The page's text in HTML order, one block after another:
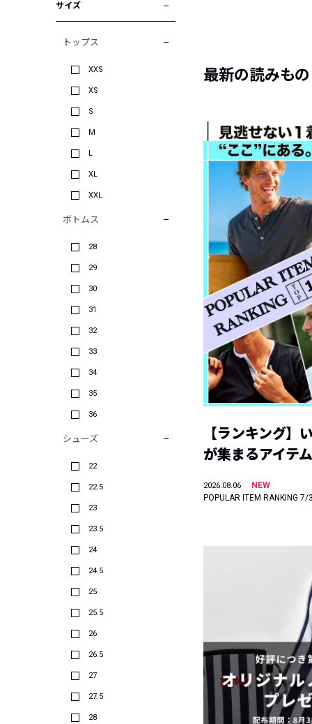
サイズ
トップス
XXS
XS
S
M
L
XL
XXL
ボトムス
28
29
30
31
32
33
34
35
36
シューズ
22
22.5
23
23.5
24
24.5
25
25.5
26
26.5
27
27.5
28
最新の読みもの
【ランキング】
が集まるアイテ
2026.08.06
NEW
POPULAR ITEM RANKING